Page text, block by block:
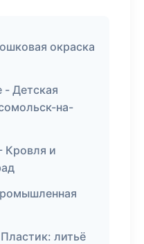
окраска
Детская
на-
и
литьё